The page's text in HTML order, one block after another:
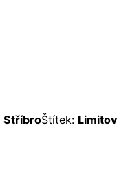
StříbroŠtítek: